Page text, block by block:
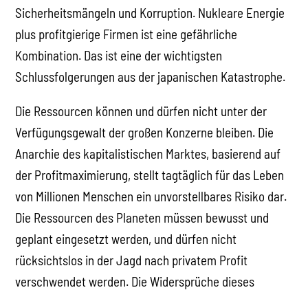
Sicherheitsmängeln und Korruption. Nukleare Energie
plus profitgierige Firmen ist eine gefährliche
Kombination. Das ist eine der wichtigsten
Schlussfolgerungen aus der japanischen Katastrophe.
Die Ressourcen können und dürfen nicht unter der
Verfügungsgewalt der großen Konzerne bleiben. Die
Anarchie des kapitalistischen Marktes, basierend auf
der Profitmaximierung, stellt tagtäglich für das Leben
von Millionen Menschen ein unvorstellbares Risiko dar.
Die Ressourcen des Planeten müssen bewusst und
geplant eingesetzt werden, und dürfen nicht
rücksichtslos in der Jagd nach privatem Profit
verschwendet werden. Die Widersprüche dieses